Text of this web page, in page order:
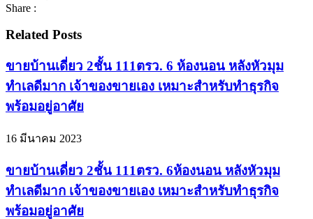
Share :
Related Posts
ขายบ้านเดี่ยว 2ชั้น 111ตรว. 6 ห้องนอน หลังหัวมุม
ทำเลดีมาก เจ้าของขายเอง เหมาะสำหรับทำธุรกิจ
พร้อมอยู่อาศัย
16 มีนาคม 2023
ขายบ้านเดี่ยว 2ชั้น 111ตรว. 6ห้องนอน หลังหัวมุม
ทำเลดีมาก เจ้าของขายเอง เหมาะสำหรับทำธุรกิจ
พร้อมอยู่อาศัย